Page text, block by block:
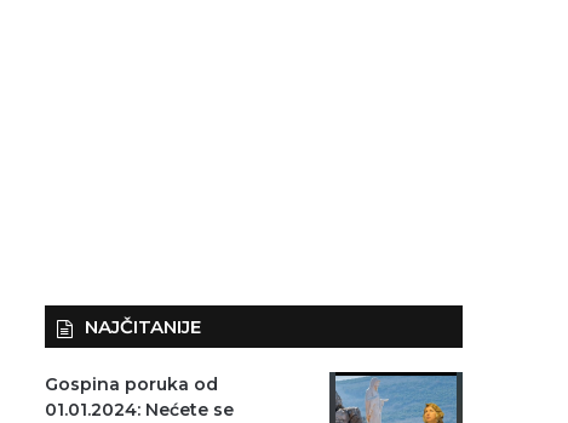
NAJČITANIJE
Gospina poruka od
01.01.2024: Nećete se